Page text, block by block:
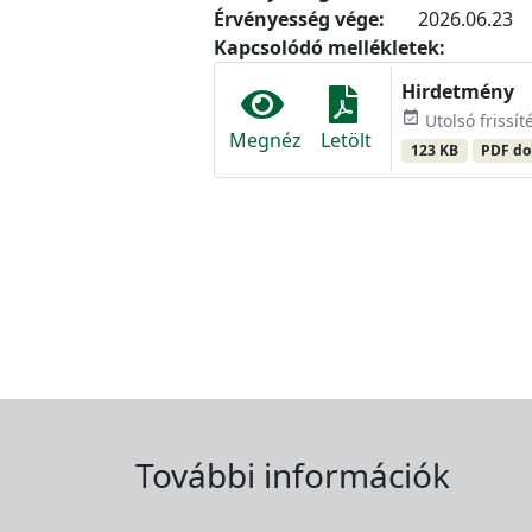
Érvényesség vége:
2026.06.23
Kapcsolódó mellékletek:
Megnéz Letölt
Hirdetmény
event_available Utolsó
123 KB PDF
További információk